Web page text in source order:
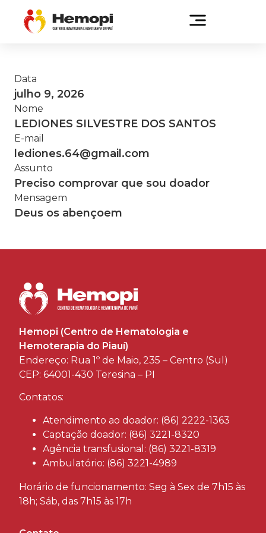
Data
julho 9, 2026
Nome
LEDIONES SILVESTRE DOS SANTOS
E-mail
lediones.64@gmail.com
Assunto
Preciso comprovar que sou doador
Mensagem
Deus os abençoem
Hemopi (Centro de Hematologia e
Hemoterapia do Piauí)
Endereço: Rua 1º de Maio, 235 – Centro (Sul)
CEP: 64001-430 Teresina – PI
Contatos:
Atendimento ao doador: (86) 2222-1363
Captação doador: (86) 3221-8320
Agência transfusional: (86) 3221-8319
Ambulatório: (86) 3221-4989
Horário de funcionamento: Seg à Sex de 7h15 às
18h; Sáb, das 7h15 às 17h